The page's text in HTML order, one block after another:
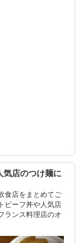
気店のつけ麺に
食店をまとめてご
ビーフ丼や人気店
ランス料理店のオ